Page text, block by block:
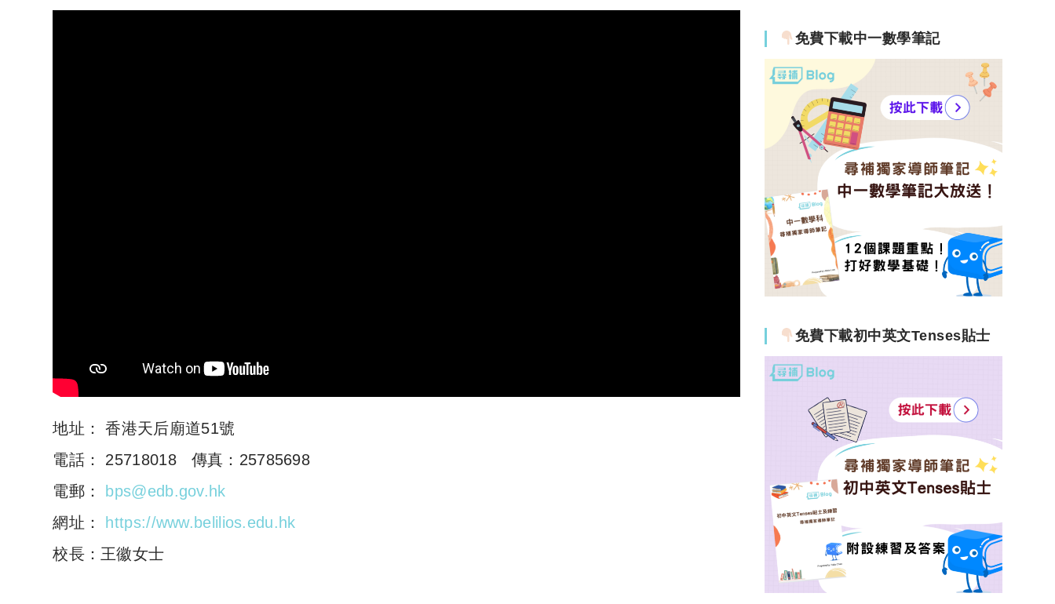
地址： 香港天后廟道51號
電話： 25718018 傳真：25785698
電郵：
bps@edb.gov.hk
網址：
https://www.belilios.edu.hk
校長：王徽女士
免費下載中一數學筆記
免費下載初中英文Tenses貼士